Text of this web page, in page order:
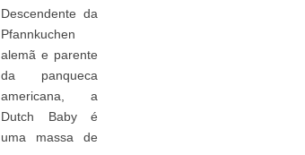
Descendente da
Pfannkuchen
alemã e parente
da panqueca
americana, a
Dutch Baby é
uma massa de